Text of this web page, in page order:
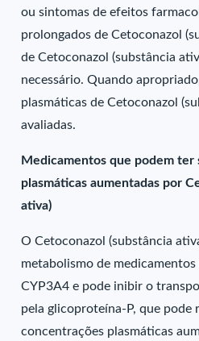
ou sintomas de efeitos
prolongados de Cetoconazol
de Cetoconazol (substância
necessário. Quando
plasmáticas de Cetoconazol
avaliadas.
Medicamentos que podem ter
plasmáticas aumentadas por
ativa)
O Cetoconazol (substância
metabolismo de
CYP3A4 e pode inibir o
pela glicoproteína-P, que pode
concentrações plasmáticas